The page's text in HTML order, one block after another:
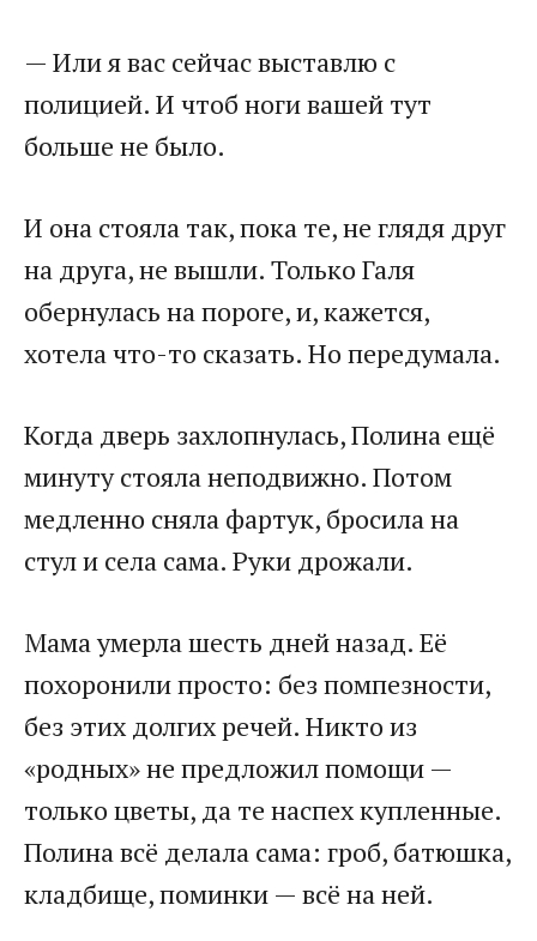
— Или я вас сейчас выставлю с
полицией. И чтоб ноги вашей тут
больше не было.
И она стояла так, пока те, не глядя друг
на друга, не вышли. Только Галя
обернулась на пороге, и, кажется,
хотела что-то сказать. Но передумала.
Когда дверь захлопнулась, Полина ещё
минуту стояла неподвижно. Потом
медленно сняла фартук, бросила на
стул и села сама. Руки дрожали.
Мама умерла шесть дней назад. Её
похоронили просто: без помпезности,
без этих долгих речей. Никто из
«родных» не предложил помощи —
только цветы, да те наспех купленные.
Полина всё делала сама: гроб, батюшка,
кладбище, поминки — всё на ней.